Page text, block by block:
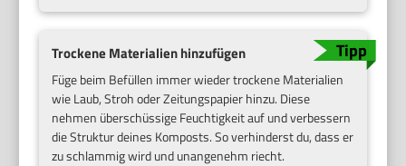
Trockene Materialien hinzufügen
Füge beim Befüllen immer wieder trockene Materialien
wie Laub, Stroh oder Zeitungspapier hinzu. Diese
nehmen überschüssige Feuchtigkeit auf und verbessern
die Struktur deines Komposts. So verhinderst du, dass er
zu schlammig wird und unangenehm riecht.